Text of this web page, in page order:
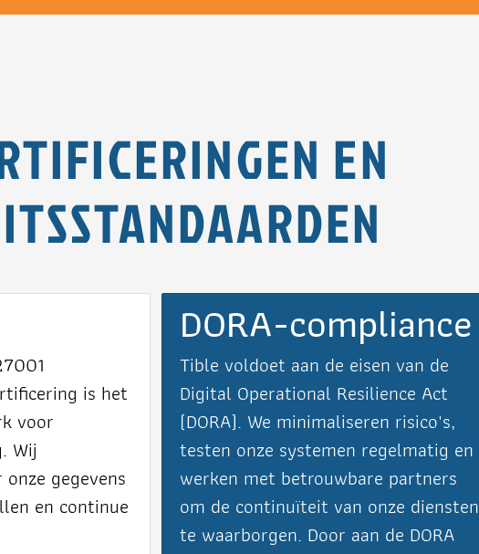
EN
is het
voor
Wij
gegevens
en continue
DORA-compliance
Tible voldoet aan de eisen van de
Digital Operational Resilience Act
(DORA). We minimaliseren risico's,
testen onze systemen regelmatig en
werken met betrouwbare partners
om de continuïteit van onze diensten
te waarborgen. Door aan de DORA